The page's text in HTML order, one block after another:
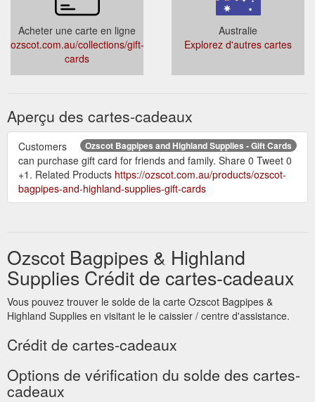
Acheter une carte en ligne
ozscot.com.au/collections/gift-
cards
Australie
Explorez d'autres cartes
Aperçu des cartes-cadeaux
Ozscot Bagpipes and Highland Supplies - Gift Cards
Customers
can purchase gift card for friends and family. Share 0 Tweet 0
+1. Related Products https://ozscot.com.au/products/ozscot-
bagpipes-and-highland-supplies-gift-cards
Ozscot Bagpipes & Highland
Supplies Crédit de cartes-cadeaux
Vous pouvez trouver le solde de la carte Ozscot Bagpipes &
Highland Supplies en visitant le le caissier / centre d'assistance.
Crédit de cartes-cadeaux
Options de vérification du solde des cartes-
cadeaux